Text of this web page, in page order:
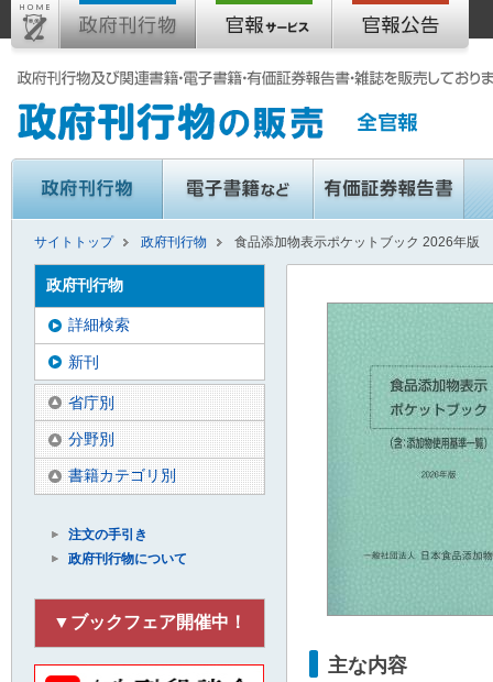
サイトトップ 政府刊行物 食品添加物表示ポケットブック 2026年版
主な内容
政府刊行物
詳細検索
新刊
省庁別
分野別
書籍カテゴリ別
注文の手引き
政府刊行物について
▼ブックフェア開催中！